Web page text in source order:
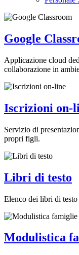
Google
Applicazione cloud
collaborazione in
Iscrizioni on-
Servizio di
propri figli.
Libri di testo
Elenco dei libri di
Modulistica